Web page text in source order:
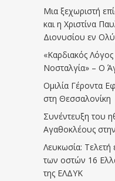
Μια ξεχωριστή
και η Χριστίνα
Διονυσίου εν
«Καρδιακός
Νοσταλγία» – Ο
Ομιλία Γέροντα
στη Θεσσαλονίκη
Συνέντευξη του
Αγαθοκλέους
Λευκωσία: Τελετή
των οστών 16
της ΕΛΔΥΚ